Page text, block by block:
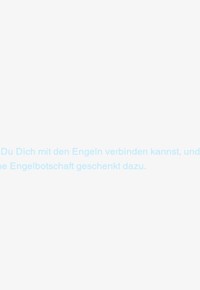
Dich mit den Engeln verbinden kannst, und
Engelbotschaft geschenkt dazu.